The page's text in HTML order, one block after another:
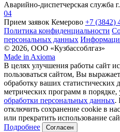
Аварийно-диспетчерская служба
04
Прием заявок Кемерово +7 (3842)
Политика конфиденциальности
персональных данных
© 2026, ООО «Кузбассоблгаз»
Made in Axioma
В целях улучшения работы сайт
пользоваться сайтом, Вы
обработку ваших статистических
метрических программ в порядке,
обработки персональных данных.
отключить сохранение cookie в
или прекратить использование
Подробнее
Согласен